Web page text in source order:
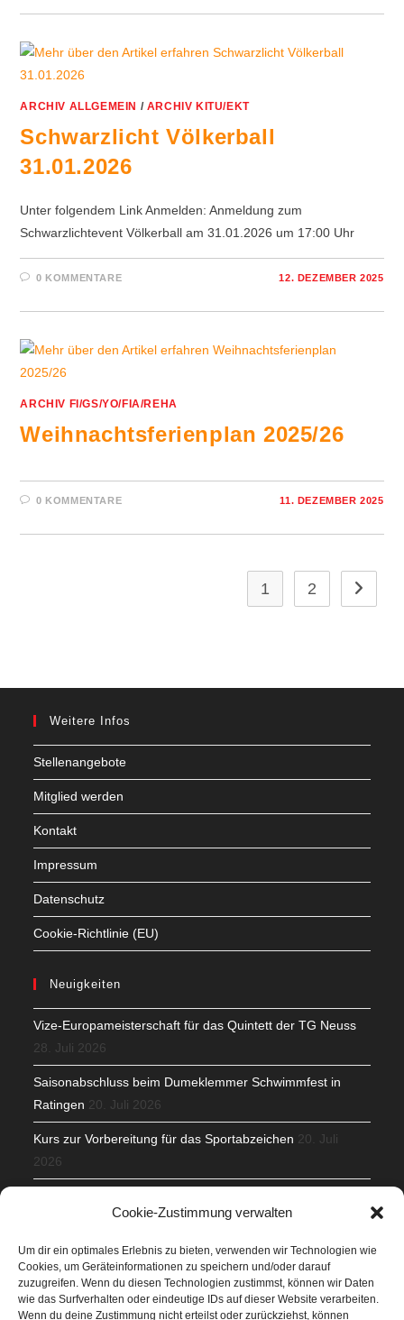
Cookie-Zustimmung verwalten
Um dir ein optimales Erlebnis zu bieten, verwenden wir Technologien wie
Cookies, um Geräteinformationen zu speichern und/oder darauf
zuzugreifen. Wenn du diesen Technologien zustimmst, können wir Daten
wie das Surfverhalten oder eindeutige IDs auf dieser Website verarbeiten.
Wenn du deine Zustimmung nicht erteilst oder zurückziehst, können
ARCHIV ALLGEMEIN / ARCHIV KITU/EKT
Schwarzlicht Völkerball
31.01.2026
Unter folgendem Link Anmelden: Anmeldung zum
Schwarzlichtevent Völkerball am 31.01.2026 um 17:00 Uhr
0 KOMMENTARE 12. DEZEMBER 2025
ARCHIV FI/GS/YO/FIA/REHA
Weihnachtsferienplan 2025/26
0 KOMMENTARE 11. DEZEMBER 2025
1 2 Zur
Weitere Infos
Stellenangebote
Mitglied werden
Kontakt
Impressum
Datenschutz
Cookie-Richtlinie (EU)
Neuigkeiten
Vize-Europameisterschaft für das Quintett der TG Neuss
28. Juli 2026
Saisonabschluss beim Dumeklemmer Schwimmfest in
Ratingen 20. Juli 2026
Kurs zur Vorbereitung für das Sportabzeichen 20. Juli
2026
Veranstaltungen